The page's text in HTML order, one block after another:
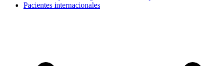
Pacientes internacionales